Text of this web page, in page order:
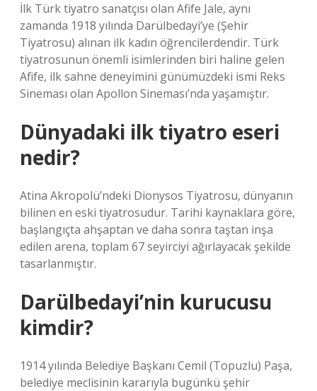
İlk Türk tiyatro sanatçısı olan Afife Jale, aynı
zamanda 1918 yılında Darülbedayi’ye (Şehir
Tiyatrosu) alınan ilk kadın öğrencilerdendir. Türk
tiyatrosunun önemli isimlerinden biri haline gelen
Afife, ilk sahne deneyimini günümüzdeki ismi Reks
Sineması olan Apollon Sineması’nda yaşamıştır.
Dünyadaki ilk tiyatro eseri
nedir?
Atina Akropolü’ndeki Dionysos Tiyatrosu, dünyanın
bilinen en eski tiyatrosudur. Tarihi kaynaklara göre,
başlangıçta ahşaptan ve daha sonra taştan inşa
edilen arena, toplam 67 seyirciyi ağırlayacak şekilde
tasarlanmıştır.
Darülbedayi’nin kurucusu
kimdir?
1914 yılında Belediye Başkanı Cemil (Topuzlu) Paşa,
belediye meclisinin kararıyla bugünkü şehir